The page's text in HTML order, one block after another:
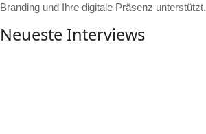
Branding und Ihre digitale Präsenz unterstützt.
▶
Neueste Interviews